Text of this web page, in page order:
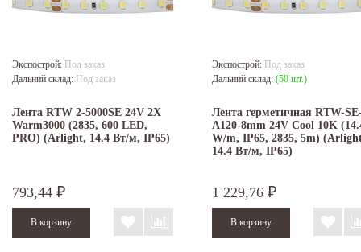
Экспострой: Под заказ
Дальний склад: Под заказ
Лента RTW 2-5000SE 24V 2X
Warm3000 (2835, 600 LED,
PRO) (Arlight, 14.4 Вт/м, IP65)
793,44 ₽
Экспострой: Под заказ
Дальний склад: (50 шт.)
Лента герметичная RTW-
A120-8mm 24V Cool 10K
W/m, IP65, 2835, 5m)
14.4 Вт/м, IP65)
1 229,76 ₽